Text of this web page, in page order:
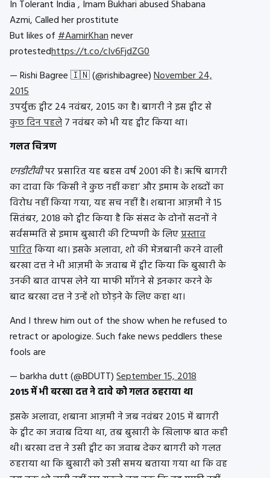
In Tolerant India , Imam Bukhari abused Shabana
Azmi, Called her prostitute
But likes of#AamirKhannever
protestedhttps://t.co/cIv6FjdZG0
— Rishi Bagree 🇮🇳 (@rishibagree)November 24,
2015
उपर्युक्त ट्वीट 24 नवंबर, 2015 का है। बागरी ने इस ट्वीट से
कुछ दिन पहले7 नवंबर को भी यह ट्वीट किया था।
गलत चित्रण
एनडीटीवीपर प्रसारित यह बहस वर्ष 2001 की है। ऋषि बागरी
का दावा कि ‘किसी ने कुछ नहीं कहा’ और इमाम के शब्दों का
विरोध नहीं किया गया, यह सच नहीं है। शबाना आज़मी ने 15
सितंबर, 2018 को ट्वीट किया है कि संसद के दोनों सदनों ने
सर्वसम्मति से इमाम बुखारी की टिप्पणी के लिएप्रस्ताव
पारितकिया था। इसके अलावा, शो की मेजबानी करने वाली
बरखा दत्त ने भी आज़मी के जवाब में ट्वीट किया कि बुखारी के
उनकी बात वापस लेने या माफी माँगने से इनकार करने के
बाद बरखा दत्त ने उन्हें शो छोड़ने के लिए कहा था।
And I threw him out of the show when he refused to
retract or apologize. Such fake news peddlers these
fools are
— barkha dutt (@BDUTT)September 15, 2018
2015 में भी बरखा दत्त ने दावे को गलत ठहराया था
इसके अलावा, शबाना आज़मी ने जब नवंबर 2015 में बागरी
के ट्वीट का जवाब दिया था, तब बुखारी के खिलाफ बात कही
थी। बरखा दत्त ने उसी ट्वीट का जवाब देकर बागरी को गलत
ठहराया था कि बुखारी को उसी समय बताया गया था कि वह